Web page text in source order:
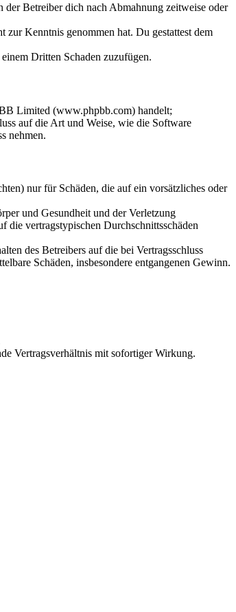
der Betreiber dich nach Abmahnung zeitweise oder
Kenntnis genommen hat. Du gestattest dem
Dritten Schaden zuzufügen.
Limited (www.phpbb.com) handelt;
auf die Art und Weise, wie die Software
nehmen.
nur für Schäden, die auf ein vorsätzliches oder
und Gesundheit und der Verletzung
die vertragstypischen Durchschnittsschäden
des Betreibers auf die bei Vertragsschluss
Schäden, insbesondere entgangenen Gewinn.
Vertragsverhältnis mit sofortiger Wirkung.